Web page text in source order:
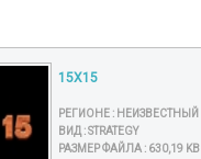
15X15
РЕГИОНЕ : НЕИЗВЕСТНЫЙ
ВИД :STRATEGY
РАЗМЕР ФАЙЛА : 630,19 KB